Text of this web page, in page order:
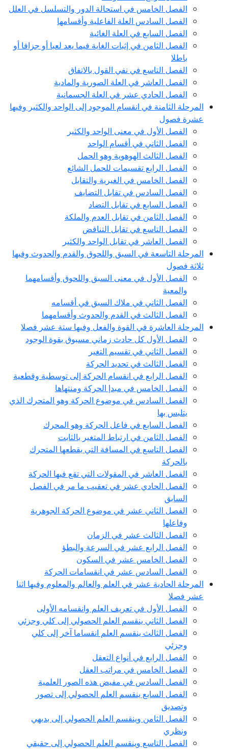
الفصل الخامس في استحالة الدور والتسلسل في العلل
الفصل السادس العلة الفاعلية وأقسامها
الفصل السابع في العلة الغائية
الفصل الثامن في إثبات الغاية فيما يعد لعبا أو جزافا أو
باطلا
الفصل التاسع في نفي القول بالاتفاق
الفصل العاشر في العلة الصورية والمادية
الفصل الحادي عشر في العلة الجسمانية
المرحلة الثامنة في انقسام الموجود إلى الواحد والكثير وفيها
عشرة فصول
الفصل الأول في معنى الواحد والكثير
الفصل الثاني في أقسام الواحد
الفصل الثالث الهوهوية وهو الحمل
الفصل الرابع تقسيمات للحمل الشائع
الفصل الخامس في الغيرية والتقابل
الفصل السادس في تقابل التضايف
الفصل السابع في تقابل التضاد
الفصل الثامن في تقابل العدم والملكة
الفصل التاسع في تقابل التناقض
الفصل العاشر في تقابل الواحد والكثير
المرحلة التاسعة في السبق واللحوق والقدم والحدوث وفيها
ثلاثة فصول
الفصل الأول في معنى السبق واللحوق وأقسامهما
والمعية
الفصل الثاني في ملاك السبق في أقسامه
الفصل الثالث في القدم والحدوث وأقسامهما
المرحلة العاشرة في القوة والفعل وفيها ستة عشر فصلا
الفصل الأول كل حادث زماني مسبوق بقوة الوجود
الفصل الثاني في تقسيم التغير
الفصل الثالث في تحديد الحركة
الفصل الرابع في انقسام الحركة إلى توسطية وقطعية
الفصل الخامس في مبدإ الحركة ومنتهاها
الفصل السادس في موضوع الحركة وهو المتحرك الذي
يتلبس بها
الفصل السابع في فاعل الحركة وهو المحرك
الفصل الثامن في ارتباط المتغير بالثابت
الفصل التاسع في المسافة التي يقطعها المتحرك
بالحركة
الفصل العاشر في المقولات التي تقع فيها الحركة
الفصل الحادي عشر في تعقيب ما مر في الفصل
السابق
الفصل الثاني عشر في موضوع الحركة الجوهرية
وفاعلها
الفصل الثالث عشر في الزمان
الفصل الرابع عشر في السرعة والبطؤ
الفصل الخامس عشر في السكون
الفصل السادس عشر في انقسامات الحركة
المرحلة الحادية عشر في العلم والعالم والمعلوم وفيها اثنا
عشر فصلا
الفصل الأول في تعريف العلم وانقسامه الأولى
الفصل الثاني ينقسم العلم الحصولي إلى كلي وجزئي
الفصل الثالث ينقسم العلم انقساما آخر إلى كلي
وجزئي
الفصل الرابع في أنواع التعقل
الفصل الخامس في مراتب العقل
الفصل السادس في مفيض هذه الصور العلمية
الفصل السابع ينقسم العلم الحصولي إلى تصور
وتصديق
الفصل الثامن وينقسم العلم الحصولي إلى بديهي
ونظري
الفصل التاسع وينقسم العلم الحصولي إلى حقيقي